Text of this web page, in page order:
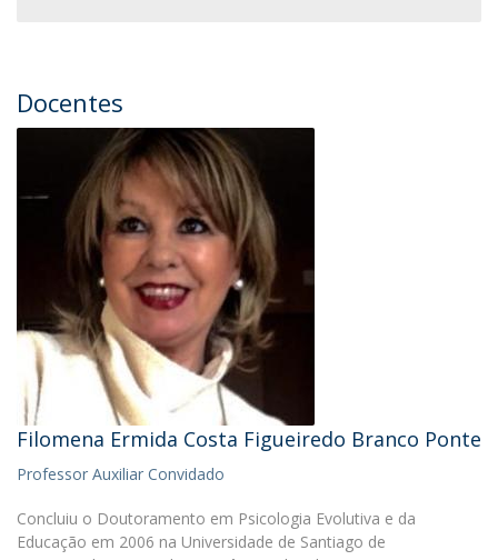
Docentes
Filomena Ermida Costa Figueiredo Branco Ponte
Professor Auxiliar Convidado
Concluiu o Doutoramento em Psicologia Evolutiva e da
Educação em 2006 na Universidade de Santiago de